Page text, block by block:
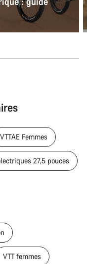
VTTAE Femmes
27,5 pouces
VTT femmes